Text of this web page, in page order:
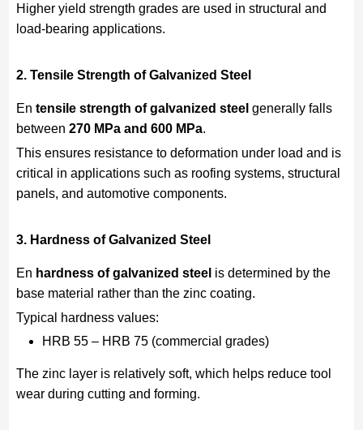
Higher yield strength grades are used in structural and
load-bearing applications.
2. Tensile Strength of Galvanized Steel
En tensile strength of galvanized steel generally falls
between 270 MPa and 600 MPa.
This ensures resistance to deformation under load and is
critical in applications such as roofing systems, structural
panels, and automotive components.
3. Hardness of Galvanized Steel
En hardness of galvanized steel is determined by the
base material rather than the zinc coating.
Typical hardness values:
HRB 55 – HRB 75 (commercial grades)
The zinc layer is relatively soft, which helps reduce tool
wear during cutting and forming.